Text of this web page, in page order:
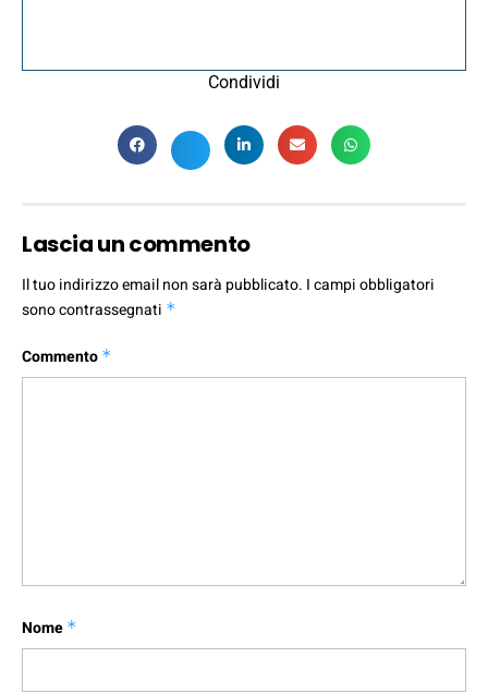
Condividi
Lascia un commento
Il tuo indirizzo email non sarà pubblicato. I campi obbligatori
sono contrassegnati *
Commento *
Nome *